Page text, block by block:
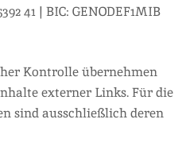
41 | BIC: GENODEF1MIB
Kontrolle übernehmen
externer Links. Für die
sind ausschließlich deren